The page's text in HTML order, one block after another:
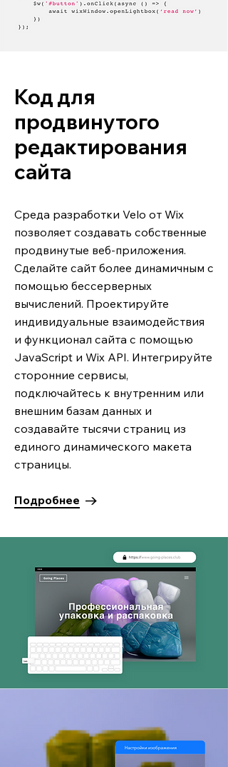
Код для
продвинутого
редактирования
сайта
Среда разработки Velo от Wix
позволяет создавать собственные
продвинутые веб-приложения.
Сделайте сайт более динамичным с
помощью бессерверных
вычислений. Проектируйте
индивидуальные взаимодействия
и функционал сайта с помощью
JavaScript и Wix API. Интегрируйте
сторонние сервисы,
подключайтесь к внутренним или
внешним базам данных и
создавайте тысячи страниц из
единого динамического макета
страницы.
Подробнее